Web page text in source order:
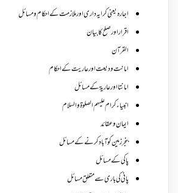
اجارہ یعنی کرایہ داری اور ملازمت کے احکام و مسائل
اقرار اور صلح کا بیان
القرآن
امانت ودیعت اورعاریت کے احکام
امانتا اور عاریة کے مسائل
انبیاء کرام علیہم الصلوۃ والسلام
ایمان وعقائد
بنجر زمین کو آباد کرنے کے مسائل
پاکی کے مسائل
پانی کی باری سے متعلق مسائل